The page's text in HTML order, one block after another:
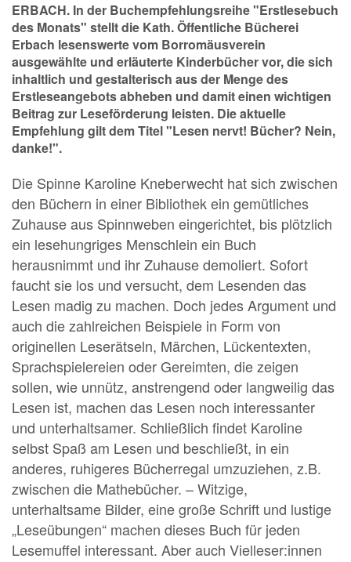
ERBACH. In der Buchempfehlungsreihe "Erstlesebuch
des Monats" stellt die Kath. Öffentliche Bücherei
Erbach lesenswerte vom Borromäusverein
ausgewählte und erläuterte Kinderbücher vor, die sich
inhaltlich und gestalterisch aus der Menge des
Erstleseangebots abheben und damit einen wichtigen
Beitrag zur Leseförderung leisten. Die aktuelle
Empfehlung gilt dem Titel "Lesen nervt! Bücher? Nein,
danke!".
Die Spinne Karoline Kneberwecht hat sich zwischen
den Büchern in einer Bibliothek ein gemütliches
Zuhause aus Spinnweben eingerichtet, bis plötzlich
ein lesehungriges Menschlein ein Buch
herausnimmt und ihr Zuhause demoliert. Sofort
faucht sie los und versucht, dem Lesenden das
Lesen madig zu machen. Doch jedes Argument und
auch die zahlreichen Beispiele in Form von
originellen Leserätseln, Märchen, Lückentexten,
Sprachspielereien oder Gereimten, die zeigen
sollen, wie unnütz, anstrengend oder langweilig das
Lesen ist, machen das Lesen noch interessanter
und unterhaltsamer. Schließlich findet Karoline
selbst Spaß am Lesen und beschließt, in ein
anderes, ruhigeres Bücherregal umzuziehen, z.B.
zwischen die Mathebücher. – Witzige,
unterhaltsame Bilder, eine große Schrift und lustige
„Leseübungen“ machen dieses Buch für jeden
Lesemuffel interessant. Aber auch Vielleser:innen